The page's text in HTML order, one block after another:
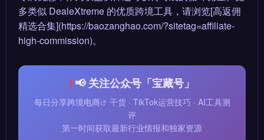
多类似 DealeXtreme 的优质跨境工具，请浏览[高返佣
精选合集](https://baozanghao.com/?sitetag=affiliate-
high-commission)。
📢 关注公众号「宝藏号」
每日分享跨境电商
干货 · TikTok运营技巧 · AI工具测
评
第一时间获取最新行业情报和独家资源